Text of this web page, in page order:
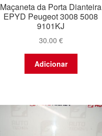
Maçaneta da Porta Dianteira
EPYD Peugeot 3008 5008
9101KJ
30.00 €
Adicionar